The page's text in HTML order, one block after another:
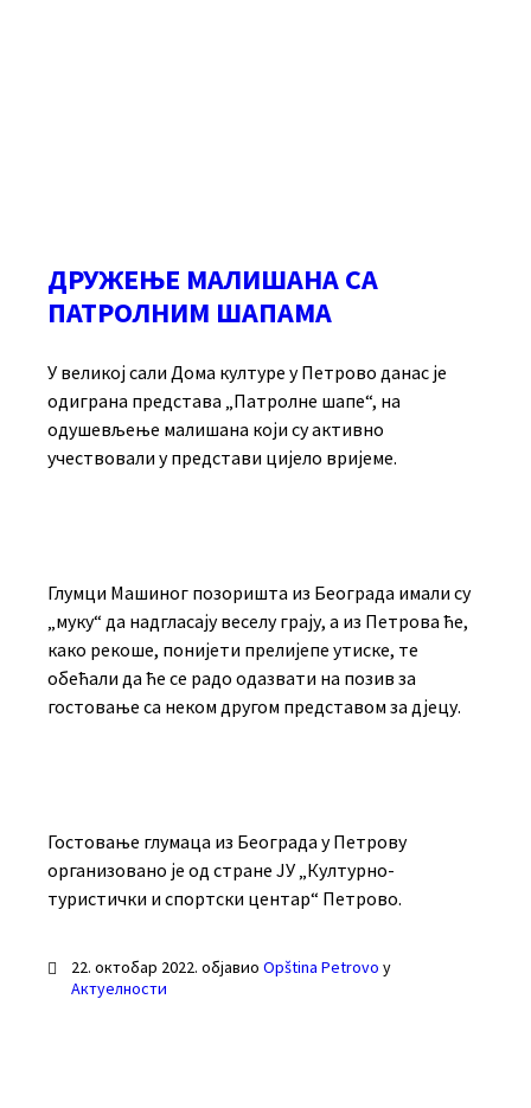
ДРУЖЕЊЕ МАЛИШАНА СА
ПАТРОЛНИМ ШАПАМА
У великој сали Дома културе у Петрово данас је
одиграна представа „Патролне шапе“, на
одушевљење малишана који су активно
учествовали у представи цијело вријеме.
Глумци Машиног позоришта из Београда имали су
„муку“ да надгласају веселу грају, а из Петрова ће,
како рекоше, понијети прелијепе утиске, те
обећали да ће се радо одазвати на позив за
гостовање са неком другом представом за дјецу.
Гостовање глумаца из Београда у Петрову
организовано је од стране ЈУ „Културно-
туристички и спортски центар“ Петрово.
22. октобар 2022. објавио Opština Petrovo у
Актуелности